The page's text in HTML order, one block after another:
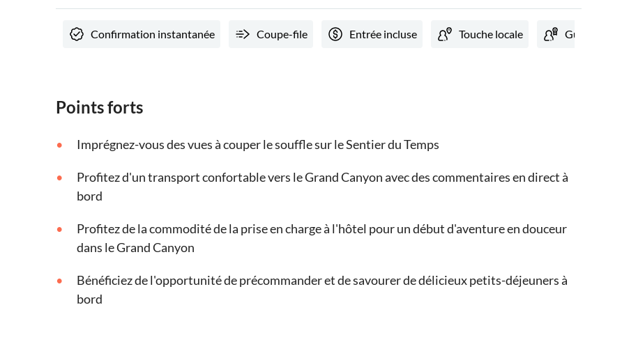
Confirmation instantanée Coupe-file Entrée incluse Touche locale Guide expert
Points forts
Imprégnez-vous des vues à couper le souffle sur le Sentier du Temps
Profitez d'un transport confortable vers le Grand Canyon avec des commentaires en direct à
bord
Profitez de la commodité de la prise en charge à l'hôtel pour un début d'aventure en douceur
dans le Grand Canyon
Bénéficiez de l'opportunité de précommander et de savourer de délicieux petits-déjeuners à
bord